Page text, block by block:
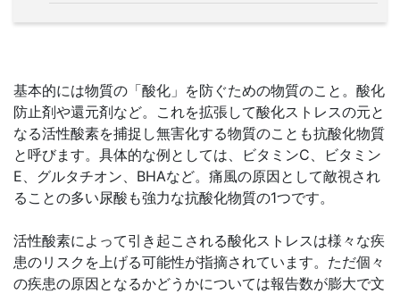
基本的には物質の「酸化」を防ぐための物質のこと。酸化
防止剤や還元剤など。これを拡張して酸化ストレスの元と
なる活性酸素を捕捉し無害化する物質のことも抗酸化物質
と呼びます。具体的な例としては、ビタミンC、ビタミン
E、グルタチオン、BHAなど。痛風の原因として敵視され
ることの多い尿酸も強力な抗酸化物質の1つです。
活性酸素によって引き起こされる酸化ストレスは様々な疾
患のリスクを上げる可能性が指摘されています。ただ個々
の疾患の原因となるかどうかについては報告数が膨大で文